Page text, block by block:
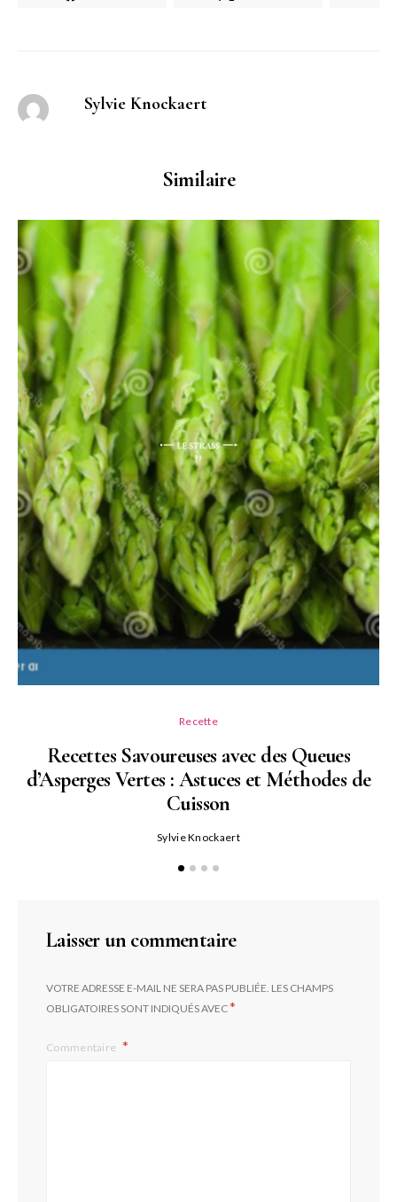
Sylvie Knockaert
Similaire
Recette
Recettes Savoureuses avec des Queues
d’Asperges Vertes : Astuces et Méthodes de
Cuisson
Sylvie Knockaert
Laisser un commentaire
VOTRE ADRESSE E-MAIL NE SERA PAS PUBLIÉE. LES CHAMPS
OBLIGATOIRES SONT INDIQUÉS AVEC*
Commentaire